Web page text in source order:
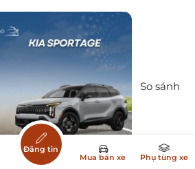
So sánh
Đăng tin
Mua bán xe
Phụ tùng xe